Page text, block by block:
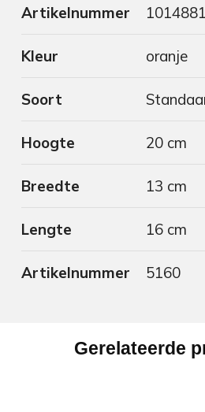
Artikelnummer
Kleur oranje
Soort
Hoogte 20 cm
Breedte 13 cm
Lengte 16 cm
Artikelnummer 5160
Gerelateerde